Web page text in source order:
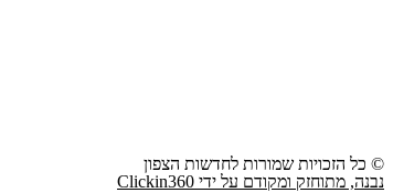
© כל הזכויות שמורות לחדשות הצפון
נבנה, מתוחזק ומקודם על ידי Clickin360